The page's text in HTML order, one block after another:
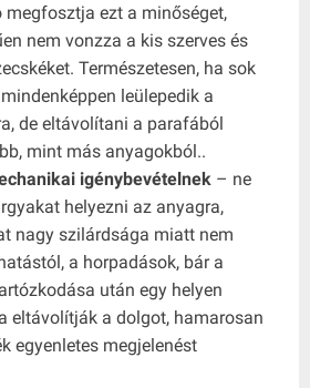
megfosztja ezt a minőséget,
nem vonzza a kis szerves és
Természetesen, ha sok
leülepedik a
de eltávolítani a parafából
mint más anyagokból..
igénybevételnek– ne
helyezni az anyagra,
nagy szilárdsága miatt nem
a horpadások, bár a
után egy helyen
eltávolítják a dolgot, hamarosan
egyenletes megjelenést